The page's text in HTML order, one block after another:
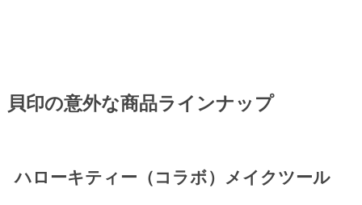
貝印の意外な商品ラインナップ
ハローキティー（コラボ）メイクツール